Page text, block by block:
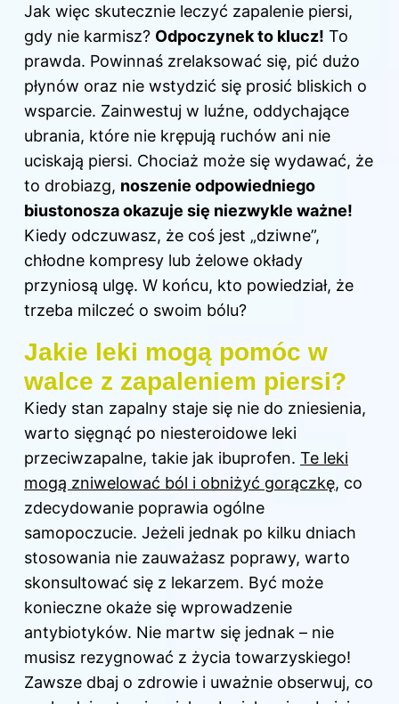
Jak więc skutecznie leczyć zapalenie piersi,
gdy nie karmisz? Odpoczynek to klucz! To
prawda. Powinnaś zrelaksować się, pić dużo
płynów oraz nie wstydzić się prosić bliskich o
wsparcie. Zainwestuj w luźne, oddychające
ubrania, które nie krępują ruchów ani nie
uciskają piersi. Chociaż może się wydawać, że
to drobiazg, noszenie odpowiedniego
biustonosza okazuje się niezwykle ważne!
Kiedy odczuwasz, że coś jest „dziwne”,
chłodne kompresy lub żelowe okłady
przyniosą ulgę. W końcu, kto powiedział, że
trzeba milczeć o swoim bólu?
Jakie leki mogą pomóc w
walce z zapaleniem piersi?
Kiedy stan zapalny staje się nie do zniesienia,
warto sięgnąć po niesteroidowe leki
przeciwzapalne, takie jak ibuprofen. Te leki
mogą zniwelować ból i obniżyć gorączkę, co
zdecydowanie poprawia ogólne
samopoczucie. Jeżeli jednak po kilku dniach
stosowania nie zauważasz poprawy, warto
skonsultować się z lekarzem. Być może
konieczne okaże się wprowadzenie
antybiotyków. Nie martw się jednak – nie
musisz rezygnować z życia towarzyskiego!
Zawsze dbaj o zdrowie i uważnie obserwuj, co